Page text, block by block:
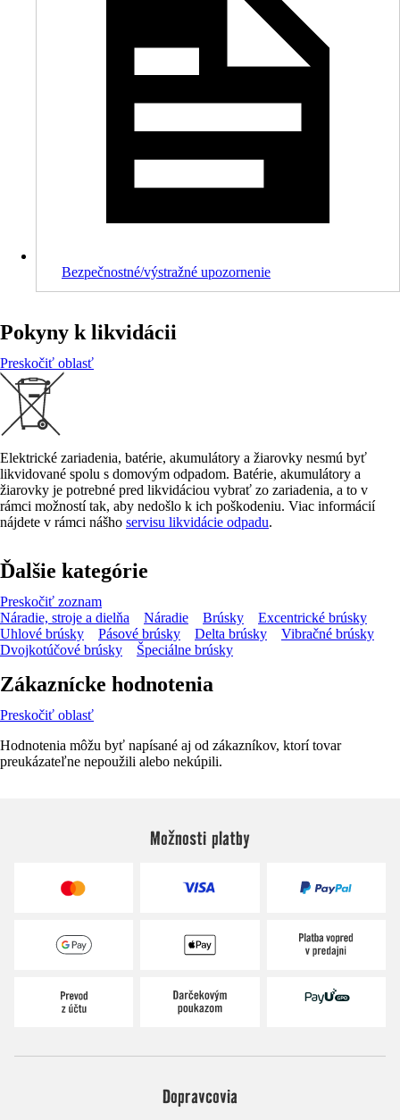
Bezpečnostné/výstražné upozornenie
Pokyny k likvidácii
Preskočiť oblasť
Elektrické zariadenia, batérie, akumulátory a žiarovky nesmú byť
likvidované spolu s domovým odpadom. Batérie, akumulátory a
žiarovky je potrebné pred likvidáciou vybrať zo zariadenia, a to v
rámci možností tak, aby nedošlo k ich poškodeniu. Viac informácií
nájdete v rámci nášho servisu likvidácie odpadu.
Ďalšie kategórie
Preskočiť zoznam
Náradie, stroje a dielňa
Náradie Brúsky
Excentrické brúsky
Uhlové brúsky
Pásové brúsky Delta brúsky
Vibračné brúsky
Dvojkotúčové brúsky
Špeciálne brúsky
Zákaznícke hodnotenia
Preskočiť oblasť
Hodnotenia môžu byť napísané aj od zákazníkov, ktorí tovar
preukázateľne nepoužili alebo nekúpili.
Možnosti platby
Dopravcovia